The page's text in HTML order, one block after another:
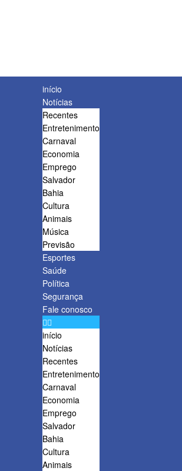
início
Notícias
Recentes
Entretenimento
Carnaval
Economia
Emprego
Salvador
Bahia
Cultura
Animais
Música
Previsão
Esportes
Saúde
Política
Segurança
Fale conosco
início
Notícias
Recentes
Entretenimento
Carnaval
Economia
Emprego
Salvador
Bahia
Cultura
Animais